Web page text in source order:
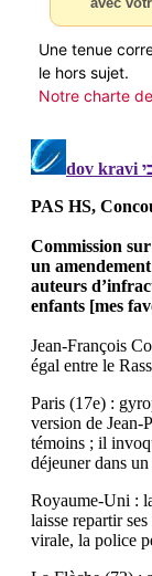
Une tenue
le hors sujet.
Notre charte